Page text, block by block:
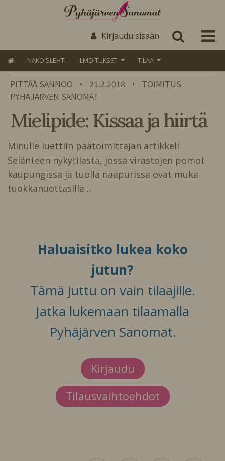
Kirjaudu sisään
NÄKÖISLEHTI ILMOITUKSET TILAA
PITTÄÄ SANNOO • 21.2.2018 •
TOIMITUS
PYHÄJÄRVEN SANOMAT
Mielipide: Kissaa ja hiirtä
Minulle luettiin päätoimittajan artikkeli
Selänteen nykytilasta, jossa virastojen pomot
kaupungissa ja tuolla naapurissa ovat muka
tuokkanuottasilla…
Haluaisitko lukea koko
jutun?
Tämä juttu on vain tilaajille.
Jatka lukemaan tilaamalla
Pyhäjärven Sanomat.
Kirjaudu
Tilausvaihtoehdot